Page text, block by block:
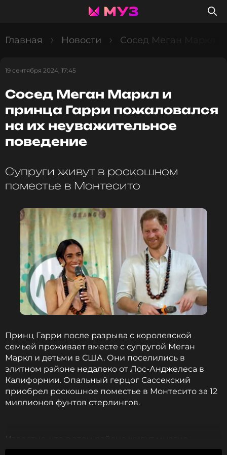
Главная Новости Сосед Меган Маркл и
19 сентября 2024, 17:45
Сосед Меган Маркл и
принца Гарри пожаловался
на их неуважительное
поведение
Супруги живут в роскошном
поместье в Монтесито
Принц Гарри после разрыва с королевской
семьей проживает вместе с супругой Меган
Маркл и детьми в США. Они поселились в
элитном районе недалеко от Лос-Анджелеса в
Калифорнии. Опальный герцог Сассекский
приобрел роскошное поместье в Монтесито за 12
миллионов фунтов стерлингов.
Известно, что в этом районе живут многие
знаменитости, среди которых Опра Уинфри,